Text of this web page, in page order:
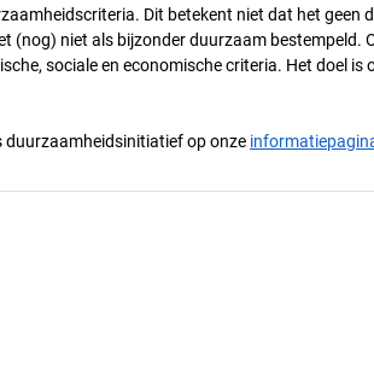
Dit betekent niet dat het geen
(nog) niet als bijzonder duurzaam bestempeld.
sociale en economische criteria. Het doel
duurzaamheidsinitiatief op onze